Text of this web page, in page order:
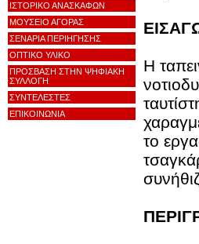
ΙΣΤΟΡΙΚΟ ΑΝΑΣΚΑΦΩΝ
ΜΟΥΣΕΙΟ ΑΓΟΡΑΣ
ΣΕΝΑΡΙΑ ΠΕΡΙΗΓΗΣΗΣ
ΟΠΤΙΚΟ ΥΛΙΚΟ
ΠΡΟΣΒΑΣΗ ΣΤΗΝ ΨΗΦΙΑΚΗ
ΣΥΛΛΟΓΗ
ΣΥΝΤΕΛΕΣΤΕΣ
ΕΠΙΚΟΙΝΩΝΙΑ
Η
το